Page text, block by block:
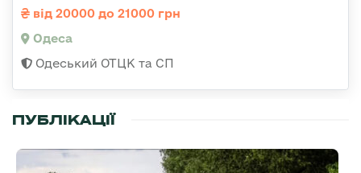
від 20000 до 21000 грн
Одеса
Одеський ОТЦК та СП
ПУБЛІКАЦІЇ